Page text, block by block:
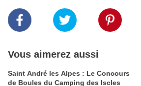
Vous aimerez aussi
Saint André les Alpes : Le Concours
de Boules du Camping des Iscles